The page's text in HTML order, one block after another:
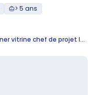
> 5 ans
Designer vitrine chef de projet Identité visuelle H/F H/F